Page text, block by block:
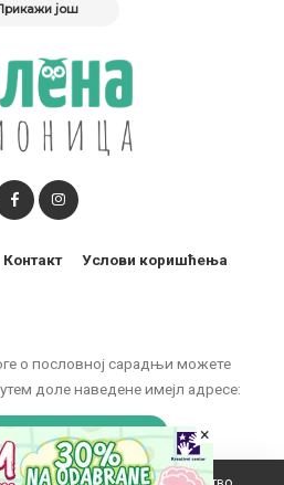
још
о пословној сарадњи можете
доле наведене имејл адресе:
Контакт Услови коришћења
×